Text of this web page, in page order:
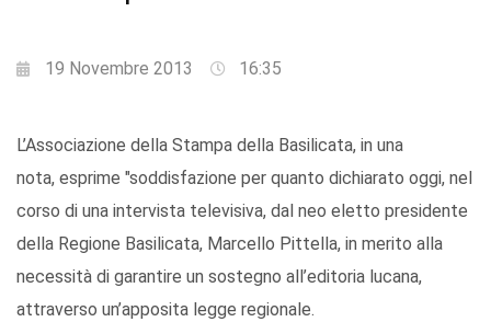
19 Novembre 2013 16:35
L’Associazione della Stampa della Basilicata, in una
nota, esprime "soddisfazione per quanto dichiarato oggi, nel
corso di una intervista televisiva, dal neo eletto presidente
della Regione Basilicata, Marcello Pittella, in merito alla
necessità di garantire un sostegno all’editoria lucana,
attraverso un’apposita legge regionale.